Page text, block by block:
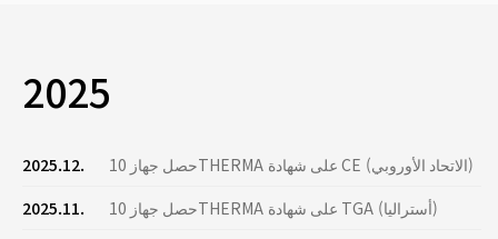
2025
2025.12.
حصل جهاز 10THERMA على شهادة CE (الاتحاد الأوروبي)
2025.11.
حصل جهاز 10THERMA على شهادة TGA (أستراليا)